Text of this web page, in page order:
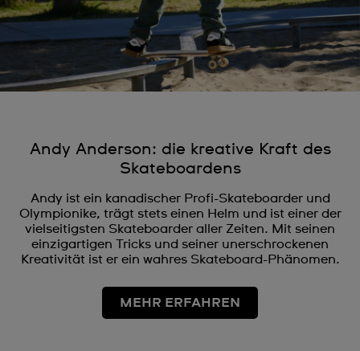
Andy Anderson: die kreative Kraft des
Skateboardens
Andy ist ein kanadischer Profi-Skateboarder und
Olympionike, trägt stets einen Helm und ist einer der
vielseitigsten Skateboarder aller Zeiten. Mit seinen
einzigartigen Tricks und seiner unerschrockenen
Kreativität ist er ein wahres Skateboard-Phänomen.
MEHR ERFAHREN